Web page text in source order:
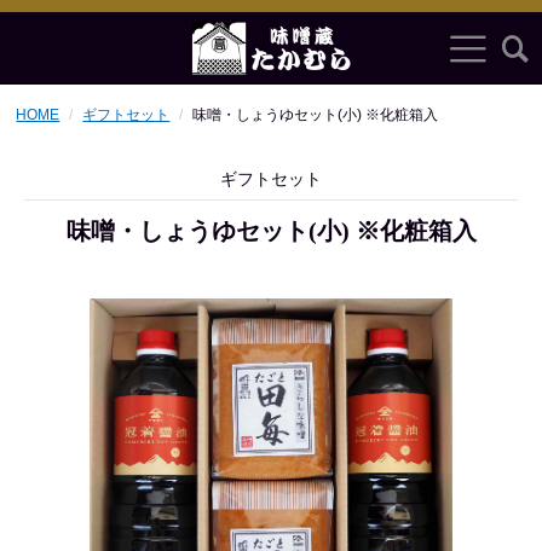
HOME ギフトセット 味噌・しょうゆセット(小) ※化粧箱入
ギフトセット
味噌・しょうゆセット(小) ※化粧箱入